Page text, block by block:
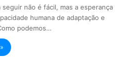
seguir não é fácil, mas a esperança
humana de adaptação e
podemos…